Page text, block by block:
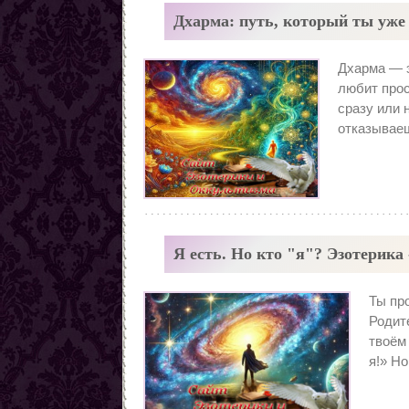
Заговоры от наркомании
Все порчи
Дхарма: путь, который ты уже
Дхарма —
любит
сразу или
Я есть. Но кто "я"?
Ты
я!»